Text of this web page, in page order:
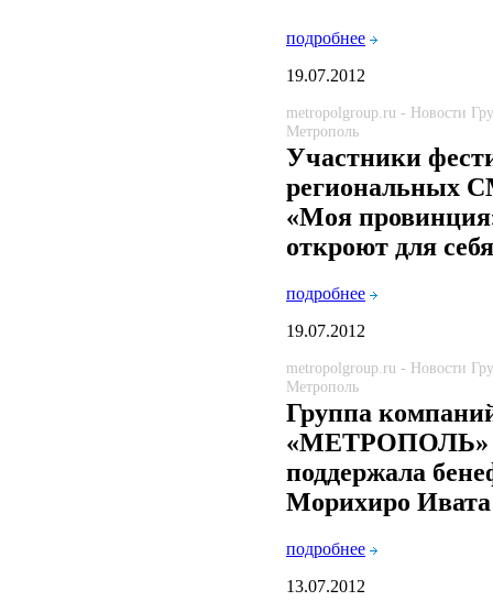
подробнее
19.07.2012
metropolgroup.ru - Новости
Метрополь
Участники
региональных
«Моя
откроют для
подробнее
19.07.2012
metropolgroup.ru - Новости
Метрополь
Группа
«МЕТРОПОЛЬ»
поддержала
Морихиро Ивата
подробнее
13.07.2012